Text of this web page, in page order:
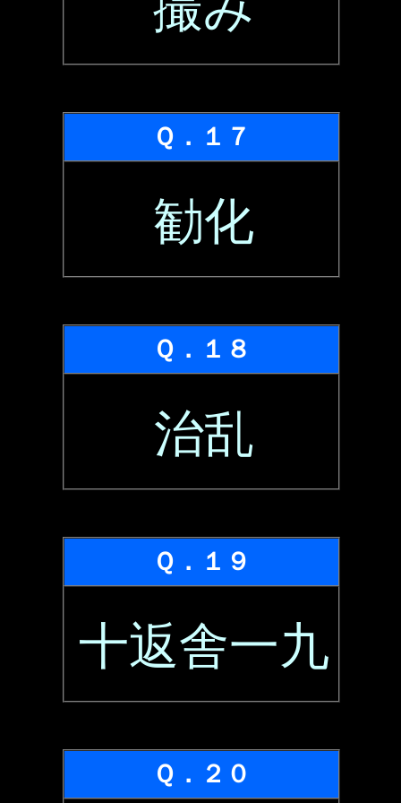
Ｑ．１７
勧化
Ｑ．１８
治乱
Ｑ．１９
十返舎一九
Ｑ．２０